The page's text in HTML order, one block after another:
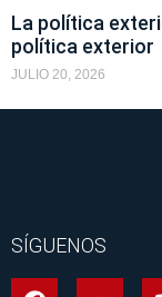
La política
política exterior
JULIO 20, 2026
SÍGUENOS